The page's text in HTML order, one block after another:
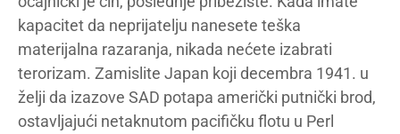
kapacitet da neprijatelju nanesete teška
materijalna razaranja, nikada nećete izabrati
terorizam. Zamislite Japan koji decembra 1941. u
želji da izazove SAD potapa američki putnički brod,
ostavljajući netaknutom pacifičku flotu u Perl